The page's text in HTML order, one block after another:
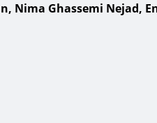
Nima Ghassemi Nejad,